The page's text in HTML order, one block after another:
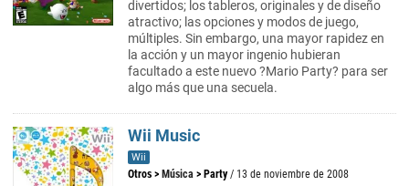
divertidos; los tableros, originales y de diseño
atractivo; las opciones y modos de juego,
múltiples. Sin embargo, una mayor rapidez en
la acción y un mayor ingenio hubieran
facultado a este nuevo ?Mario Party? para ser
algo más que una secuela.
Wii Music
Wii
Otros > Música > Party / 13 de noviembre de 2008